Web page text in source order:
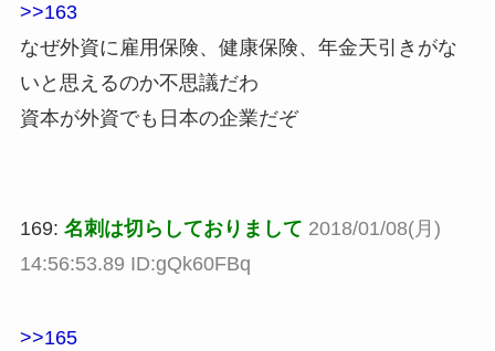
>>163
なぜ外資に雇用保険、健康保険、年金天引きがな
いと思えるのか不思議だわ
資本が外資でも日本の企業だぞ
169: 名刺は切らしておりまして 2018/01/08(月)
14:56:53.89 ID:gQk60FBq
>>165